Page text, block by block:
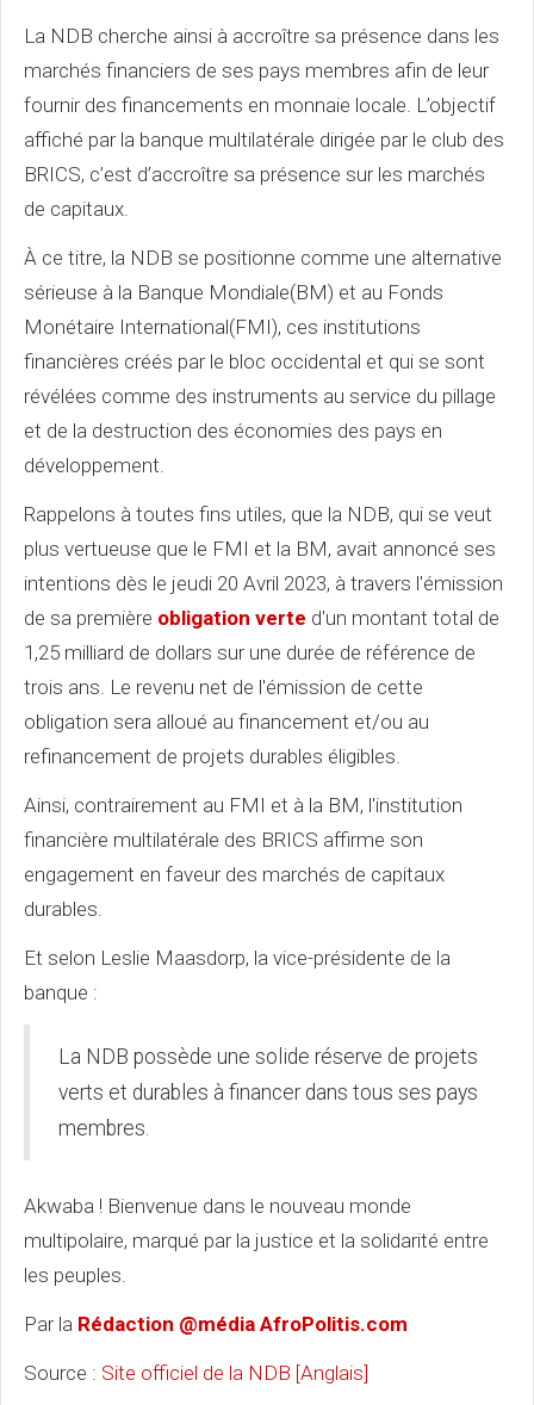
La NDB cherche ainsi à accroître sa présence dans les
marchés financiers de ses pays membres afin de leur
fournir des financements en monnaie locale. L’objectif
affiché par la banque multilatérale dirigée par le club des
BRICS, c’est d’accroître sa présence sur les marchés
de capitaux.
À ce titre, la NDB se positionne comme une alternative
sérieuse à la Banque Mondiale(BM) et au Fonds
Monétaire International(FMI), ces institutions
financières créés par le bloc occidental et qui se sont
révélées comme des instruments au service du pillage
et de la destruction des économies des pays en
développement.
Rappelons à toutes fins utiles, que la NDB, qui se veut
plus vertueuse que le FMI et la BM, avait annoncé ses
intentions dès le jeudi 20 Avril 2023, à travers l'émission
de sa première obligation verte d'un montant total de
1,25 milliard de dollars sur une durée de référence de
trois ans. Le revenu net de l'émission de cette
obligation sera alloué au financement et/ou au
refinancement de projets durables éligibles.
Ainsi, contrairement au FMI et à la BM, l'institution
financière multilatérale des BRICS affirme son
engagement en faveur des marchés de capitaux
durables.
Et selon Leslie Maasdorp, la vice-présidente de la
banque :
La NDB possède une solide réserve de projets
verts et durables à financer dans tous ses pays
membres.
Akwaba ! Bienvenue dans le nouveau monde
multipolaire, marqué par la justice et la solidarité entre
les peuples.
Par la Rédaction @média AfroPolitis.com
Source : Site officiel de la NDB [Anglais]